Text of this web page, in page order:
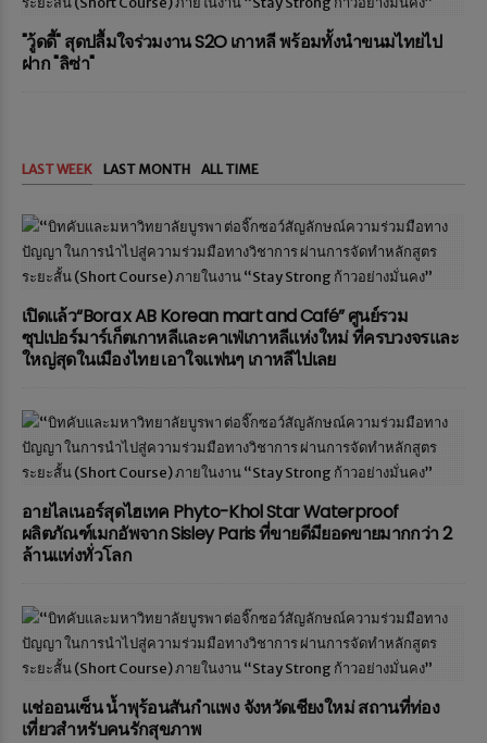
"วู้ดดี้" สุดปลื้มใจร่วมงาน S2O เกาหลี พร้อมทั้งนำขนมไทยไป
ฝาก "ลิซ่า"
LAST WEEK LAST MONTH ALL TIME
เปิดแล้ว“Bora x AB Korean mart and Café” ศูนย์รวม
ซุปเปอร์มาร์เก็ตเกาหลีและคาเฟ่เกาหลีแห่งใหม่ ที่ครบวงจรและ
ใหญ่สุดในเมืองไทย เอาใจแฟนๆ เกาหลีไปเลย
อายไลเนอร์สุดไฮเทค Phyto-Khol Star Waterproof
ผลิตภัณฑ์เมกอัพจาก Sisley Paris ที่ขายดีมียอดขายมากกว่า 2
ล้านแท่งทั่วโลก
แช่ออนเซ็น น้ำพุร้อนสันกำแพง จังหวัดเชียงใหม่ สถานที่ท่อง
เที่ยวสำหรับคนรักสุขภาพ